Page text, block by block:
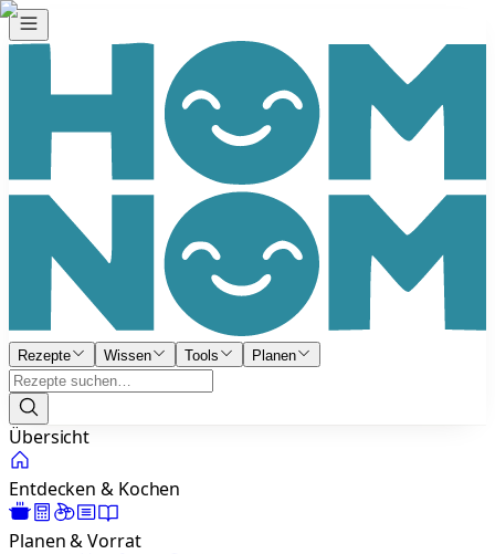
Rezepte Wissen Tools Planen
Übersicht
Entdecken & Kochen
Planen & Vorrat